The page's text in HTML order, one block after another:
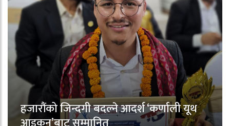
हजारौंको जिन्दगी बदल्ने आदर्श ‘कर्णाली यूथ